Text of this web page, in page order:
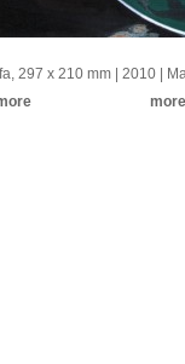
297 x 210 mm | 2010 |
more